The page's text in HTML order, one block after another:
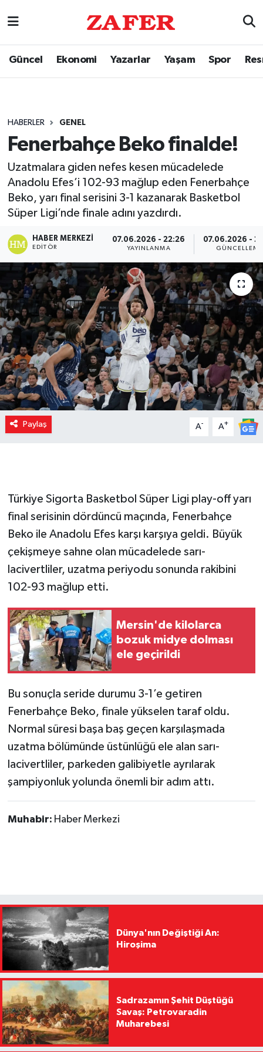
Güncel Ekonomi Yazarlar Yaşam Spor
HABERLER GENEL
Fenerbahçe Beko finalde!
Uzatmalara giden nefes kesen mücadelede
Anadolu Efes’i 102-93 mağlup eden Fenerbahçe
Beko, yarı final serisini 3-1 kazanarak Basketbol
Süper Ligi’nde finale adını yazdırdı.
HABER MERKEZI
EDITÖR
07.06.2026 - 22:26
YAYINLANMA
07.06.2026 -
GÜNCELLEME
Paylaş A- A+
Türkiye Sigorta Basketbol Süper Ligi play-off yarı
final serisinin dördüncü maçında, Fenerbahçe
Beko ile Anadolu Efes karşı karşıya geldi. Büyük
çekişmeye sahne olan mücadelede sarı-
lacivertliler, uzatma periyodu sonunda rakibini
102-93 mağlup etti.
Mersin'de kilolarca
bozuk midye dolması
ele geçirildi
Bu sonuçla seride durumu 3-1’e getiren
Fenerbahçe Beko, finale yükselen taraf oldu.
Normal süresi başa baş geçen karşılaşmada
uzatma bölümünde üstünlüğü ele alan sarı-
lacivertliler, parkeden galibiyetle ayrılarak
şampiyonluk yolunda önemli bir adım attı.
Muhabir: Haber Merkezi
Dünya'nın Değiştiği An:
Hiroşima
Sadrazamın Şehit Düştüğü
Savaş: Petrovaradin
Muharebesi